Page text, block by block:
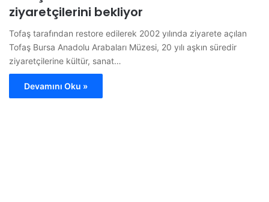
ziyaretçilerini bekliyor
Tofaş tarafından restore edilerek 2002 yılında ziyarete açılan
Tofaş Bursa Anadolu Arabaları Müzesi, 20 yılı aşkın süredir
ziyaretçilerine kültür, sanat…
Devamını Oku »